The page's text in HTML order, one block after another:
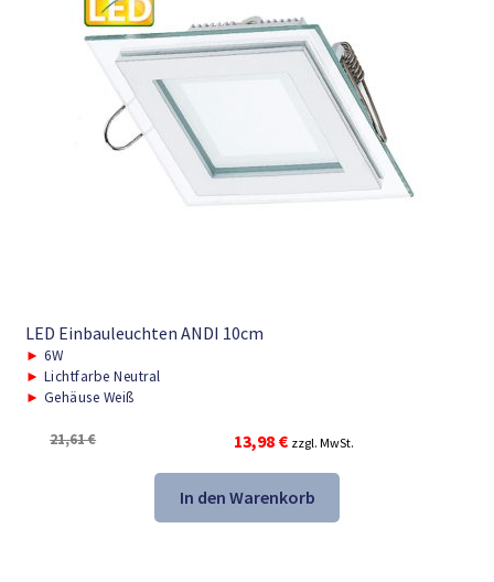
LED Einbauleuchten ANDI 10cm
► 6W
► Lichtfarbe Neutral
► Gehäuse Weiß
21,61€
Ursprünglicher
Preis
war:
21,61 €
13,98 €Aktueller
Preis
ist:
13,98 €.
zzgl. MwSt.
In den Warenkorb